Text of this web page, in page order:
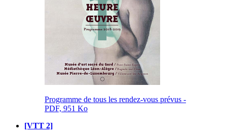
Programme de tous les rendez-vous prévus -
PDF, 951 Ko
[VTT 2]